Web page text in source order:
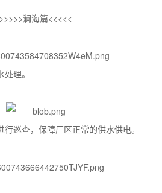
>>>>>澜海篇<<<<<
理。
巡查，保障厂区正常的供水供电。